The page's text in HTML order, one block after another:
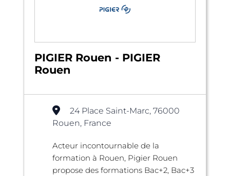
PIGIER Rouen - PIGIER
Rouen
24 Place Saint-Marc, 76000
Rouen, France
Acteur incontournable de la
formation à Rouen, Pigier Rouen
propose des formations Bac+2, Bac+3